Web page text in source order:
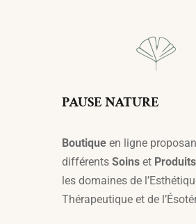
PAUSE NATURE
Boutique en ligne
différents Soins et
les domaines de
Thérapeutique et de